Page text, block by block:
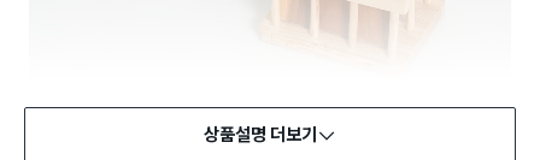
상품설명 더보기